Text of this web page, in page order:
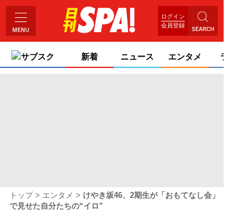
ログイン
会員登録
サブスク 新着 ニュース エンタメ
トップ エンタメ
けやき坂46、2期生が「おもてなし会」
で見せた自分たちの“イロ”